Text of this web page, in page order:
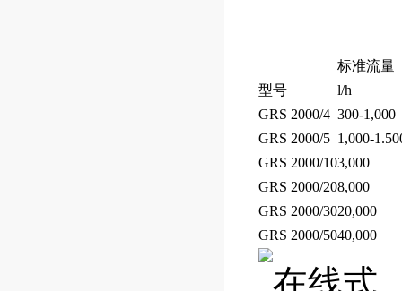
标准流量
型号
l/h
GRS 2000/4 300-1,000
GRS 2000/5 1,000-
GRS 2000/103,000
GRS 2000/208,000
GRS 2000/3020,000
GRS 2000/5040,000